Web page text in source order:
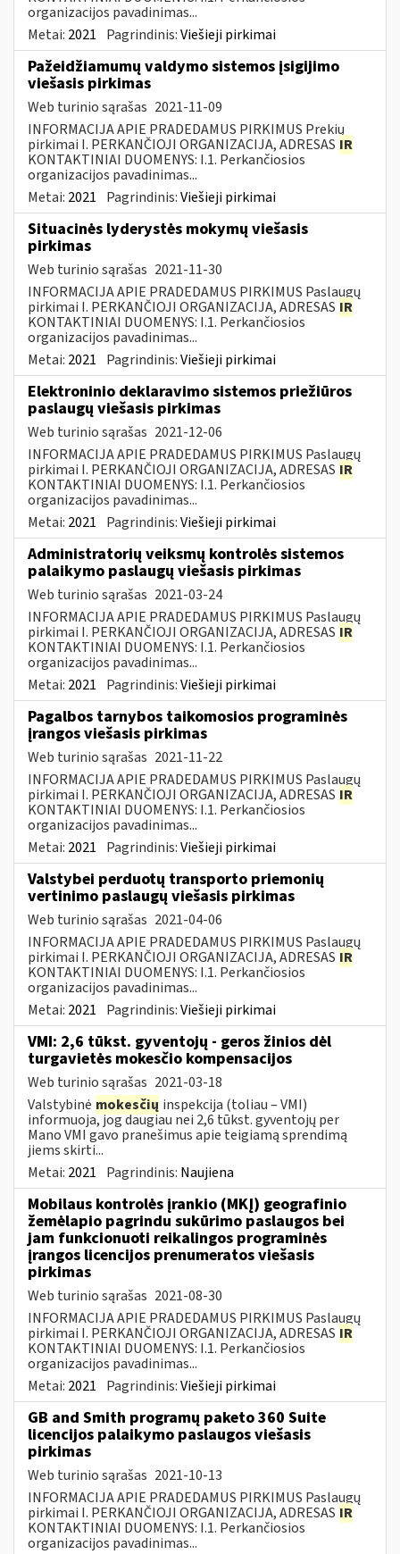
organizacijos pavadinimas...
Metai: 2021 Pagrindinis:Viešieji pirkimai
Pažeidžiamumų valdymo sistemos įsigijimo
viešasis pirkimas
Web turinio sąrašas 2021-11-09
INFORMACIJA APIE PRADEDAMUS PIRKIMUS Prekių
pirkimai I. PERKANČIOJI ORGANIZACIJA, ADRESAS IR
KONTAKTINIAI DUOMENYS: I.1. Perkančiosios
organizacijos pavadinimas...
Metai: 2021 Pagrindinis:Viešieji pirkimai
Situacinės lyderystės mokymų viešasis
pirkimas
Web turinio sąrašas 2021-11-30
INFORMACIJA APIE PRADEDAMUS PIRKIMUS Paslaugų
pirkimai I. PERKANČIOJI ORGANIZACIJA, ADRESAS IR
KONTAKTINIAI DUOMENYS: I.1. Perkančiosios
organizacijos pavadinimas...
Metai: 2021 Pagrindinis:Viešieji pirkimai
Elektroninio deklaravimo sistemos priežiūros
paslaugų viešasis pirkimas
Web turinio sąrašas 2021-12-06
INFORMACIJA APIE PRADEDAMUS PIRKIMUS Paslaugų
pirkimai I. PERKANČIOJI ORGANIZACIJA, ADRESAS IR
KONTAKTINIAI DUOMENYS: I.1. Perkančiosios
organizacijos pavadinimas...
Metai: 2021 Pagrindinis:Viešieji pirkimai
Administratorių veiksmų kontrolės sistemos
palaikymo paslaugų viešasis pirkimas
Web turinio sąrašas 2021-03-24
INFORMACIJA APIE PRADEDAMUS PIRKIMUS Paslaugų
pirkimai I. PERKANČIOJI ORGANIZACIJA, ADRESAS IR
KONTAKTINIAI DUOMENYS: I.1. Perkančiosios
organizacijos pavadinimas...
Metai: 2021 Pagrindinis:Viešieji pirkimai
Pagalbos tarnybos taikomosios programinės
įrangos viešasis pirkimas
Web turinio sąrašas 2021-11-22
INFORMACIJA APIE PRADEDAMUS PIRKIMUS Paslaugų
pirkimai I. PERKANČIOJI ORGANIZACIJA, ADRESAS IR
KONTAKTINIAI DUOMENYS: I.1. Perkančiosios
organizacijos pavadinimas...
Metai: 2021 Pagrindinis:Viešieji pirkimai
Valstybei perduotų transporto priemonių
vertinimo paslaugų viešasis pirkimas
Web turinio sąrašas 2021-04-06
INFORMACIJA APIE PRADEDAMUS PIRKIMUS Paslaugų
pirkimai I. PERKANČIOJI ORGANIZACIJA, ADRESAS IR
KONTAKTINIAI DUOMENYS: I.1. Perkančiosios
organizacijos pavadinimas...
Metai: 2021 Pagrindinis:Viešieji pirkimai
VMI: 2,6 tūkst. gyventojų - geros žinios dėl
turgavietės mokesčio kompensacijos
Web turinio sąrašas 2021-03-18
Valstybinė mokesčių inspekcija (toliau – VMI)
informuoja, jog daugiau nei 2,6 tūkst. gyventojų per
Mano VMI gavo pranešimus apie teigiamą sprendimą
jiems skirti...
Metai: 2021 Pagrindinis: Naujiena
Mobilaus kontrolės įrankio (MKĮ) geografinio
žemėlapio pagrindu sukūrimo paslaugos bei
jam funkcionuoti reikalingos programinės
įrangos licencijos prenumeratos viešasis
pirkimas
Web turinio sąrašas 2021-08-30
INFORMACIJA APIE PRADEDAMUS PIRKIMUS Paslaugų
pirkimai I. PERKANČIOJI ORGANIZACIJA, ADRESAS IR
KONTAKTINIAI DUOMENYS: I.1. Perkančiosios
organizacijos pavadinimas...
Metai: 2021 Pagrindinis:Viešieji pirkimai
GB and Smith programų paketo 360 Suite
licencijos palaikymo paslaugos viešasis
pirkimas
Web turinio sąrašas 2021-10-13
INFORMACIJA APIE PRADEDAMUS PIRKIMUS Paslaugų
pirkimai I. PERKANČIOJI ORGANIZACIJA, ADRESAS IR
KONTAKTINIAI DUOMENYS: I.1. Perkančiosios
organizacijos pavadinimas...